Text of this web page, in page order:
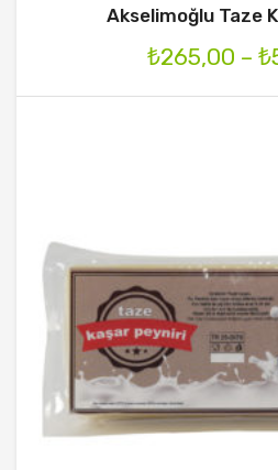
Akselimoğlu Taze
₺265,00 – ₺